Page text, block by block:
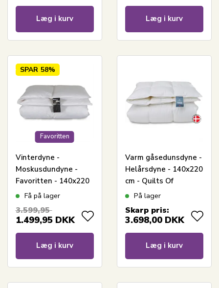
Læg i kurv Læg i kurv
Favoritten
SPAR 58%
Vinterdyne -
Moskusdundyne -
Favoritten - 140x220
cm - Bedste dundyne
Få på lager
3.599,95
1.499,95 DKK
Læg i kurv
Varm gåsedunsdyne -
Helårsdyne - 140x220
cm - Quilts Of
Denmark - Tunø dyne
På lager
Skarp pris:
3.698,00 DKK
Læg i kurv